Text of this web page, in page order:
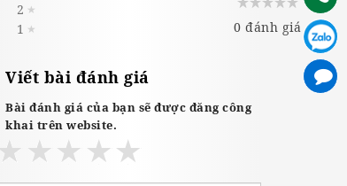
2 ★
1 ★ 0 đánh giá
Viết bài đánh giá
Bài đánh giá của bạn sẽ được đăng công
khai trên website.